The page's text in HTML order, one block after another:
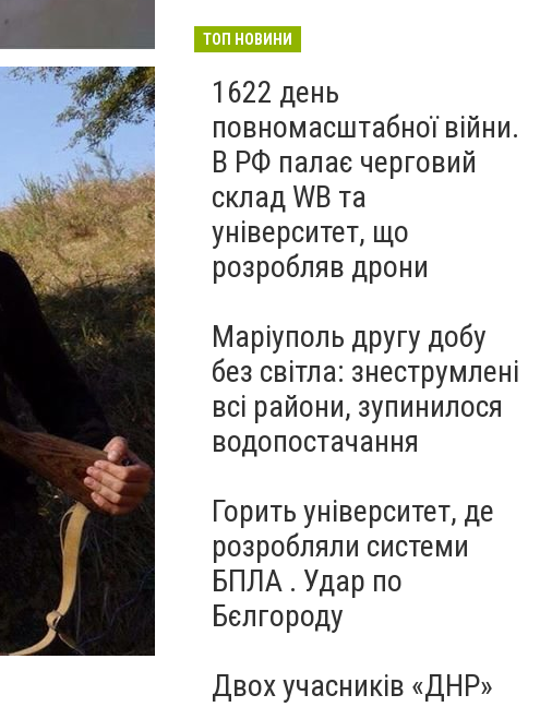
— ВІДЕО
ТОП НОВИНИ
1622 день
повномасштабної війни.
В РФ палає черговий
склад WB та
університет, що
розробляв дрони
Маріуполь другу добу
без світла: знеструмлені
всі райони, зупинилося
водопостачання
Горить університет, де
розробляли системи
БПЛА . Удар по
Бєлгороду
Двох учасників «ДНР»